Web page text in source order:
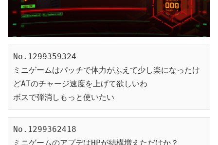
No.1299359324
ミニゲームはパッチで体力がふえて少し楽になったけ
どATのチャージ速度を上げて欲しいわ
ボスで弾消しもっと使いたい
No.1299362418
ミニゲームのアプデはHPが結構増えただけか？